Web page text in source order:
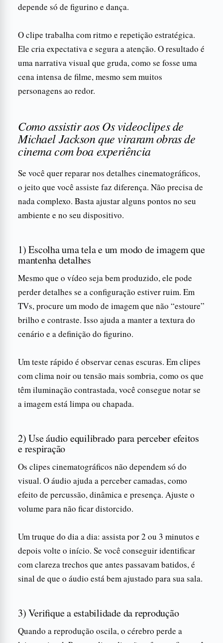
depende só de figurino e dança.
O clipe trabalha com ritmo e repetição estratégica.
Ele cria expectativa e segura a atenção. O resultado é
uma narrativa visual que gruda, como se fosse uma
cena intensa de filme, mesmo sem muitos
personagens ao redor.
Como assistir aos Os videoclipes de
Michael Jackson que viraram obras de
cinema com boa experiência
Se você quer reparar nos detalhes cinematográficos,
o jeito que você assiste faz diferença. Não precisa de
nada complexo. Basta ajustar alguns pontos no seu
ambiente e no seu dispositivo.
1) Escolha uma tela e um modo de imagem que
mantenha detalhes
Mesmo que o vídeo seja bem produzido, ele pode
perder detalhes se a configuração estiver ruim. Em
TVs, procure um modo de imagem que não “estoure”
brilho e contraste. Isso ajuda a manter a textura do
cenário e a definição do figurino.
Um teste rápido é observar cenas escuras. Em clipes
com clima noir ou tensão mais sombria, como os que
têm iluminação contrastada, você consegue notar se
a imagem está limpa ou chapada.
2) Use áudio equilibrado para perceber efeitos
e respiração
Os clipes cinematográficos não dependem só do
visual. O áudio ajuda a perceber camadas, como
efeito de percussão, dinâmica e presença. Ajuste o
volume para não ficar distorcido.
Um truque do dia a dia: assista por 2 ou 3 minutos e
depois volte o início. Se você conseguir identificar
com clareza trechos que antes passavam batidos, é
sinal de que o áudio está bem ajustado para sua sala.
3) Verifique a estabilidade da reprodução
Quando a reprodução oscila, o cérebro perde a